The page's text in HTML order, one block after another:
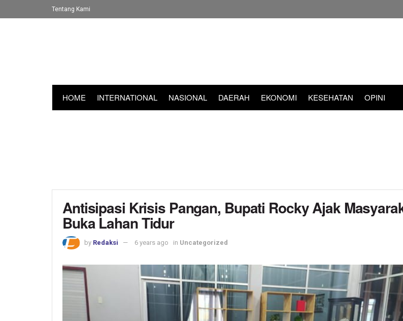
Tentang Kami
HOME INTERNATIONAL NASIONAL DAERAH EKONOMI KESEHATAN OPINI
Antisipasi Krisis Pangan, Bupati Rocky Ajak
Buka Lahan Tidur
by Redaksi 6 years ago in Uncategorized